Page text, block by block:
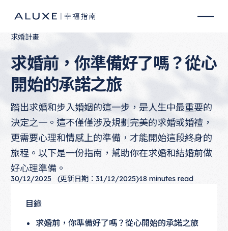
求婚計畫
求婚前，你準備好了嗎？從心
開始的承諾之旅
踏出求婚和步入婚姻的這一步，是人生中最重要的
決定之一。這不僅僅涉及規劃完美的求婚或婚禮，
更需要心理和情感上的準備，才能開始這段終身的
旅程。以下是一份指南，幫助你在求婚和結婚前做
好心理準備。
30/12/2025 (更新日期：31/12/2025)18 minutes read
目錄
求婚前，你準備好了嗎？從心開始的承諾之旅